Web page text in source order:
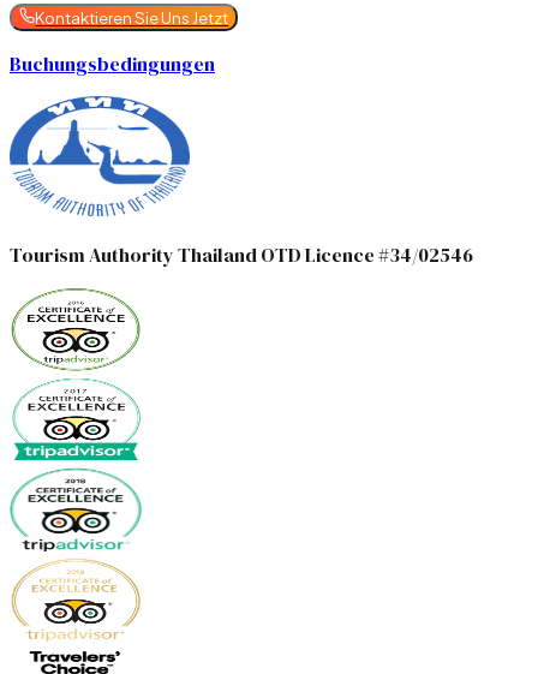
Kontaktieren Sie Uns Jetzt
Buchungsbedingungen
Tourism Authority Thailand OTD Licence #34/02546